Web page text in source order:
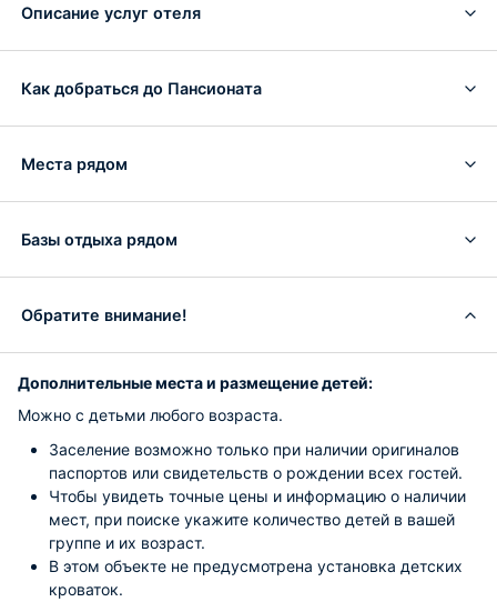
Описание услуг отеля
Как добраться до Пансионата
Места рядом
Базы отдыха рядом
Обратите внимание!
Дополнительные места и размещение детей:
Можно с детьми любого возраста.
Заселение возможно только при наличии оригиналов
паспортов или свидетельств о рождении всех гостей.
Чтобы увидеть точные цены и информацию о наличии
мест, при поиске укажите количество детей в вашей
группе и их возраст.
В этом объекте не предусмотрена установка детских
кроваток.